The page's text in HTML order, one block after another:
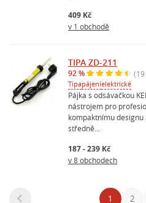
409 Kč
v 1 obchodě
TIPA ZD-211
92 %
Tipapájeníelektrické
Pájka s odsávačkou
nástrojem pro
kompaktnímu
středně...
187 - 239 Kč
v 8 obchodech
1 2